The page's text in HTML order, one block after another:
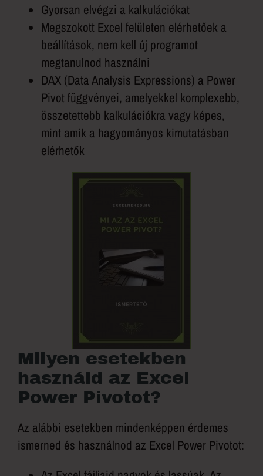
Gyorsan elvégzi a kalkulációkat
Megszokott Excel felületen elérhetőek a
beállítások, nem kell új programot
megtanulnod használni
DAX (Data Analysis Expressions) a Power
Pivot függvényei, amelyekkel komplexebb,
összetettebb kalkulációkra vagy képes,
mint amik a hagyományos kimutatásban
elérhetők
Milyen esetekben
használd az Excel
Power Pivotot?
Az alábbi esetekben mindenképpen érdemes
ismerned és használnod az Excel Power Pivotot: